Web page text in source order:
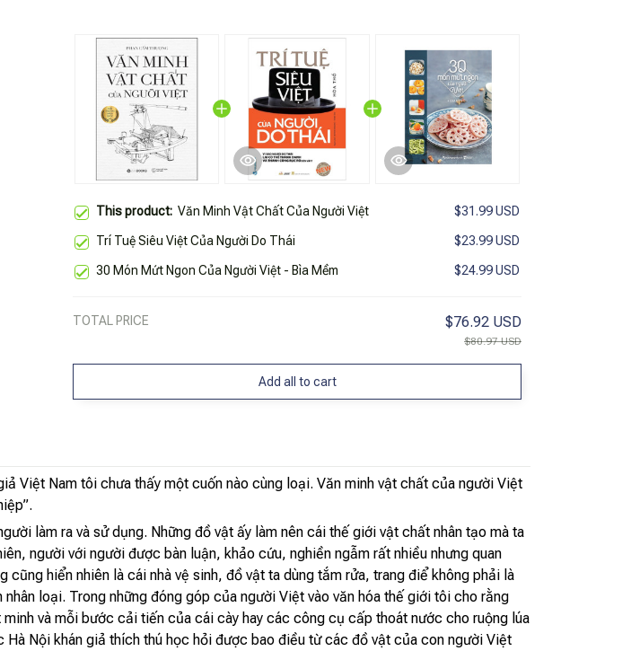
This product: Văn Minh Vật Chất Của Người Việt $31.99 USD
Trí Tuệ Siêu Việt Của Người Do Thái $23.99 USD
30 Món Mứt Ngon Của Người Việt - Bìa Mềm $24.99 USD
TOTAL PRICE $76.92 USD
$80.97 USD
Add all to cart
Việt Nam tôi chưa thấy một cuốn nào cùng loại. Văn minh vật chất của người Việt
làm ra và sử dụng. Những đồ vật ấy làm nên cái thế giới vật chất nhân tạo mà ta
người với người được bàn luận, khảo cứu, nghiền ngẫm rất nhiều nhưng quan
hiển nhiên là cái nhà vệ sinh, đồ vật ta dùng tắm rửa, trang điể không phải là
loại. Trong những đóng góp của người Việt vào văn hóa thế giới tôi cho rằng
và mỗi bước cải tiến của cái cày hay các công cụ cấp thoát nước cho ruộng lúa
Hà Nội khán giả thích thú học hỏi được bao điều từ các đồ vật của con người Việt